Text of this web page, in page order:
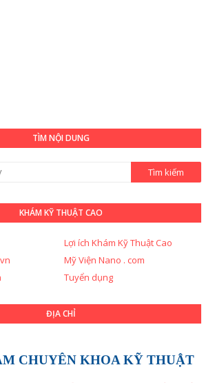
TÌM NỘI DUNG
KHÁM KỸ THUẬT CAO
Lợi ích Khám Kỹ Thuật Cao
Mỹ Viện Nano . com
Tuyển dụng
ĐỊA CHỈ
CHUYÊN KHOA KỸ THUẬT